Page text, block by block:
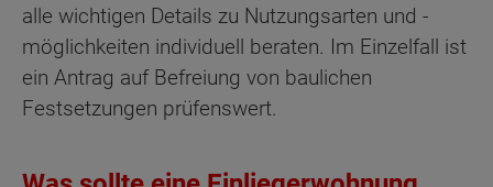
alle wichtigen Details zu Nutzungsarten und -
möglichkeiten individuell beraten. Im Einzelfall ist
ein Antrag auf Befreiung von baulichen
Festsetzungen prüfenswert.